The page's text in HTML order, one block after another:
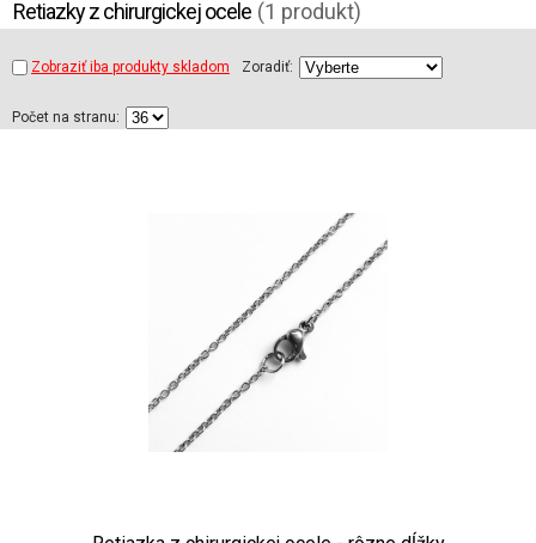
Retiazky z chirurgickej ocele (1 produkt)
Zobraziť iba produkty skladom Zoradiť:
Počet na stranu: